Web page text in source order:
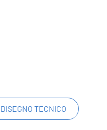
DISEGNO TECNICO